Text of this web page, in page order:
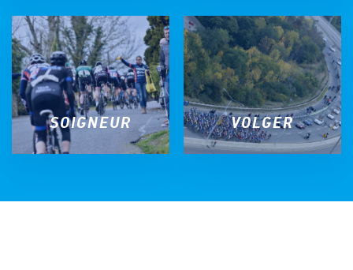
SOIGNEUR VOLGER